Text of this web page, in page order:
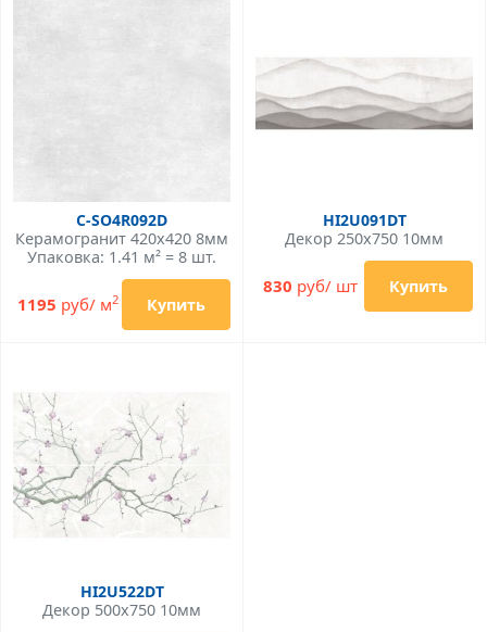
C-SO4R092D
Керамогранит 420x420 8мм
Упаковка: 1.41 м² = 8 шт.
1195 руб/ м2 Купить
HI2U091DT
Декор 250x750 10мм
830 руб/ шт Купить
HI2U522DT
Декор 500x750 10мм